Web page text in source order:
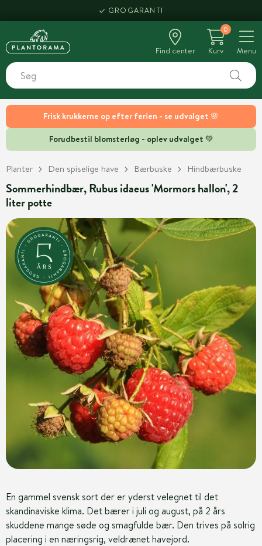
Frisk krukkerne op efter ferien - se udvalget 🌸
Forudbestil blomsterløg - oplev udvalget 💚
GROGARANTI
Find center
0
Kurv
Menu
Planter Den spiselige have Bærbuske Hindbærbuske
Sommerhindbær, Rubus idaeus 'Mormors hallon', 2
liter potte
En gammel svensk sort der er yderst velegnet til det
skandinaviske klima. Det bærer i juli og august, på 2 års
skuddene mange søde og smagfulde bær. Den trives på solrig
placering i en næringsrig, veldrænet havejord.